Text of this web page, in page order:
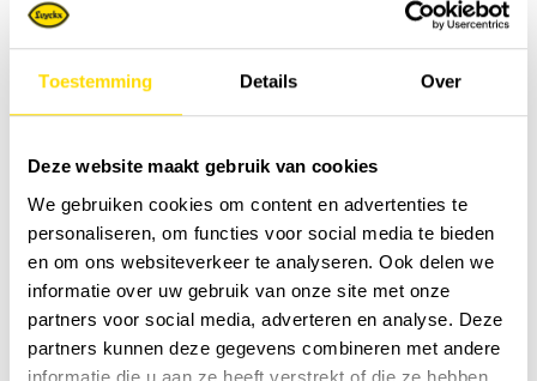
Toestemming Details Over
Deze website maakt gebruik van cookies
We gebruiken cookies om content en advertenties te
personaliseren, om functies voor social media te bieden
en om ons websiteverkeer te analyseren. Ook delen we
informatie over uw gebruik van onze site met onze
partners voor social media, adverteren en analyse. Deze
partners kunnen deze gegevens combineren met andere
informatie die u aan ze heeft verstrekt of die ze hebben
graafmachines en dipper dredgers van 200 ton en
zwaarder aan voor offshore werken.
Kortom,Alleskunners
En wanneer Luyckx “alles” zegt, dan bedoelen we dat
letterlijk. Luyckx denkt mee met de markt en ontwikkelt
nieuwe concepten die beantwoorden aan de noden van
morgen.
Maatwerk op topniveau.
Sorteer op: